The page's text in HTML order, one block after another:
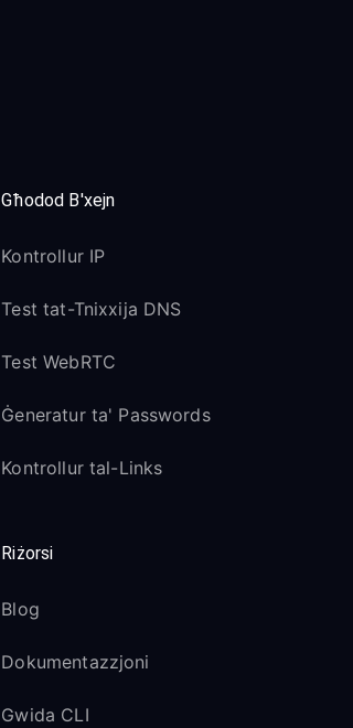
Għodod B'xejn
Kontrollur IP
Test tat-Tnixxija DNS
Test WebRTC
Ġeneratur ta' Passwords
Kontrollur tal-Links
Riżorsi
Blog
Dokumentazzjoni
Gwida CLI